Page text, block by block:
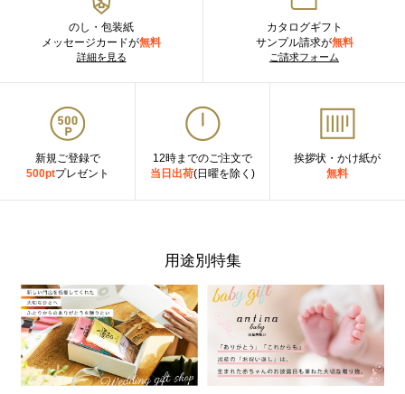
のし・包装紙
メッセージカードが無料
詳細を見る
カタログギフト
サンプル請求が無料
ご請求フォーム
新規ご登録で
500ptプレゼント
12時までのご注文で
当日出荷(日曜を除く)
挨拶状・かけ紙が
無料
用途別特集